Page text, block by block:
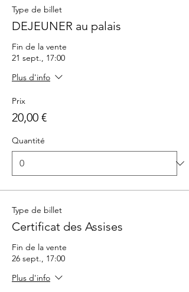
Type de billet
DEJEUNER au palais
Fin de la vente
21 sept., 17:00
Plus d'info
Prix
20,00 €
Quantité
Type de billet
Certificat des Assises
Fin de la vente
26 sept., 17:00
Plus d'info